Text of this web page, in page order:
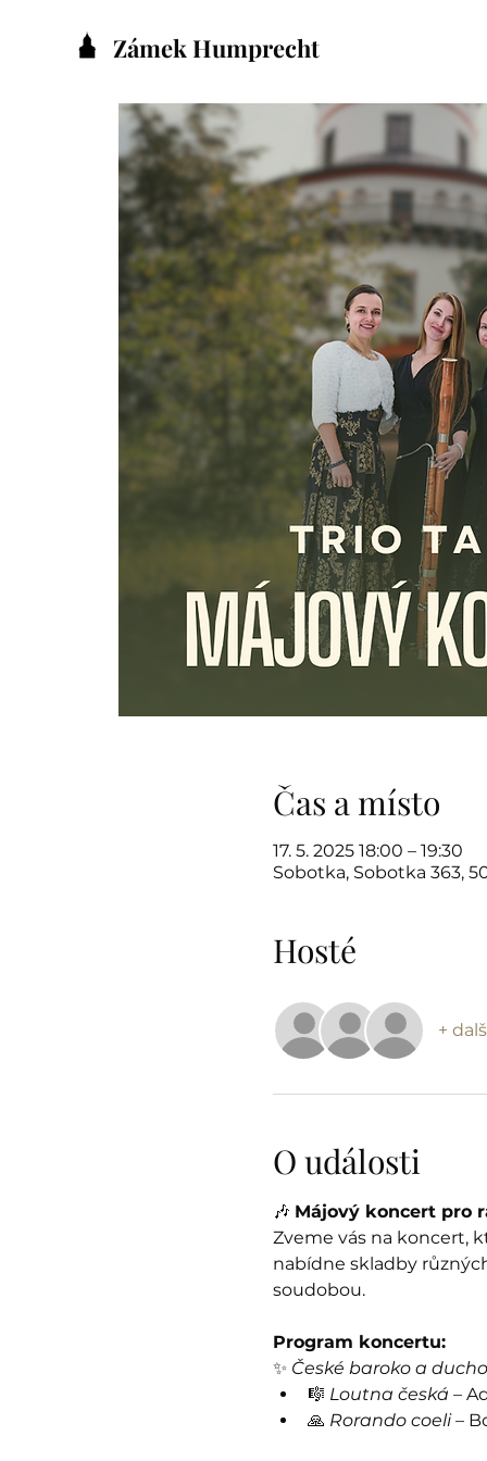
Zámek Humprecht
Čas a místo
17. 5. 2025 18:00 – 19:30
Sobotka, Sobotka 363,
Hosté
+
O události
🎶 Májový koncert pro
Zveme vás na koncert,
nabídne skladby
soudobou.
Program koncertu:
✨ České baroko a
🎼 Loutna česká –
🙏 Rorando coeli –